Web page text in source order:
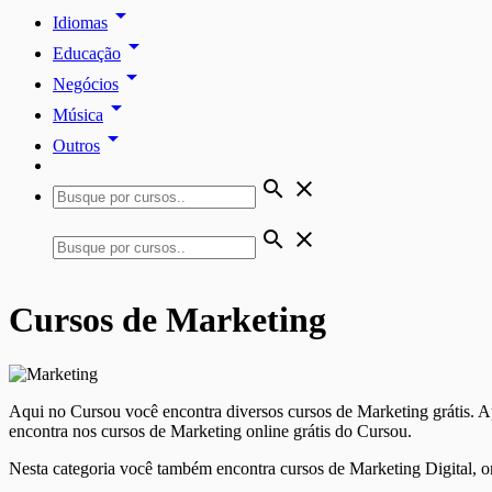
Idiomas arrow_drop_down
Educação arrow_drop_down
Negócios arrow_drop_down
Música arrow_drop_down
Outros arrow_drop_down
search close
search close
Cursos de Marketing
Aqui no Cursou você encontra diversos cursos de Marketing grátis.
encontra nos cursos de Marketing online grátis do Cursou.
Nesta categoria você também encontra cursos de Marketing Digital,